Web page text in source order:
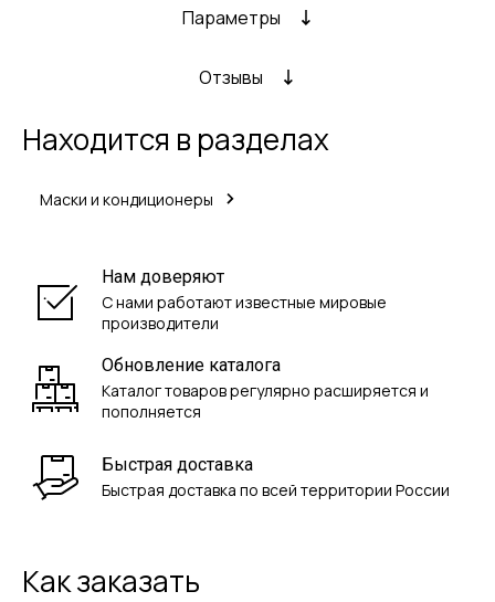
Параметры
Отзывы
Находится в разделах
Маски и кондиционеры
Нам доверяют
С нами работают известные мировые
производители
Обновление каталога
Каталог товаров регулярно расширяется и
пополняется
Быстрая доставка
Быстрая доставка по всей территории России
Как заказать